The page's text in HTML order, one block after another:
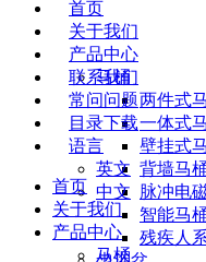
首页
关于我们
产品中心
马桶
两件式
一体式
壁挂式
背墙马
脉冲电
智能马
残疾人
联系我们
常问问题
目录下载
语言
英文
中文
首页
关于我们
产品中心
马桶